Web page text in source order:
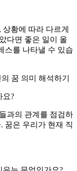
황에 따라 다르게
다면 좋은 일이 올
스를 나타낼 수 있습
요?
과의 관계를 점검하
꿈은 우리가 현재 직